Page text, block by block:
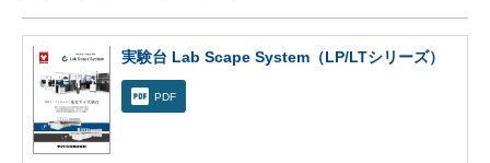
実験台 Lab Scape System（LP/LTシリーズ）
PDF